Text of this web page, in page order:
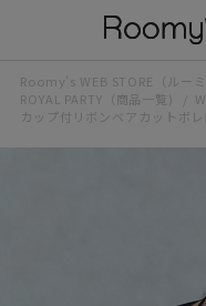
Roomy’s WEB STORE（ルー
ROYAL PARTY（商品一覧)
カップ付リボンベアカットボ